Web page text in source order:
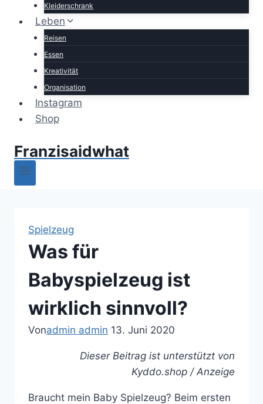
Kleiderschrank
Leben
Reisen
Essen
Kreativität
Organisation
Instagram
Shop
Franzisaidwhat
Spielzeug
Was für
Babyspielzeug ist
wirklich sinnvoll?
Vonadmin admin 13. Juni 2020
Dieser Beitrag ist unterstützt von
Kyddo.shop / Anzeige
Braucht mein Baby Spielzeug? Beim ersten